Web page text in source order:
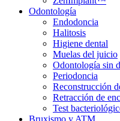
Odontología
Endodoncia
Halitosis
Higiene dental
Muelas del juicio
Odontología sin
Periodoncia
Reconstrucción
Retracción de
Test
Bruxismo y ATM